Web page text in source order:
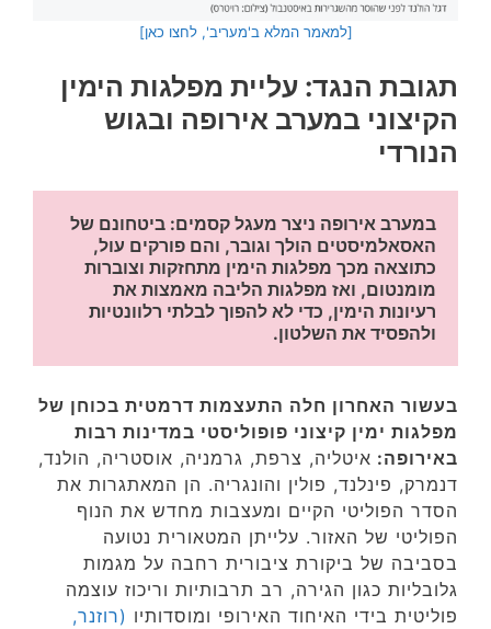
[למאמר המלא ב'מעריב', לחצו כאן]
תגובת הנגד: עליית מפלגות הימין
הקיצוני במערב אירופה ובגוש
הנורדי
ולהפסיד את השלטון.
בעשור האחרון חלה התעצמות דרמטית בכוחן של
מפלגות ימין קיצוני פופוליסטי במדינות רבות
באירופה: איטליה, צרפת, גרמניה, אוסטריה, הולנד,
דנמרק, פינלנד, פולין והונגריה. הן המאתגרות את
הסדר הפוליטי הקיים ומעצבות מחדש את הנוף
הפוליטי של האזור. עלייתן המטאורית נטועה
בסביבה של ביקורת ציבורית רחבה על מגמות
גלובליות כגון הגירה, רב תרבותיות וריכוז עוצמה
פוליטית בידי האיחוד האירופי ומוסדותיו (רוזנר,